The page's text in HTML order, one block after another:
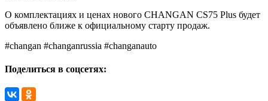
О комплектациях и ценах нового CHANGAN CS75 Plus будет
объявлено ближе к официальному старту продаж.
#changan #changanrussia #changanauto
Поделиться в соцсетях: